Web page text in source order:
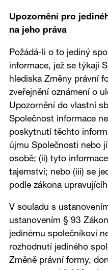
Upozornění pro
na jeho práva
Požádá-li o to jediný
informace, jež se týkají
hlediska Změny právní
zveřejnění oznámení o
Upozornění do vlastní
Společnost informace
poskytnutí těchto
újmu Společnosti nebo
osobě; (ii) tyto
tajemství; nebo (iii) se
podle zákona
V souladu s
ustanovením § 93
jedinému společníkovi
rozhodnutí jediného
Změně právní formy,